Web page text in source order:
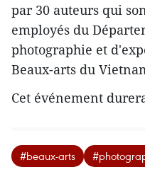
par 30 auteurs qui
employés du
photographie et
Beaux-arts du
Cet événement
#beaux-arts